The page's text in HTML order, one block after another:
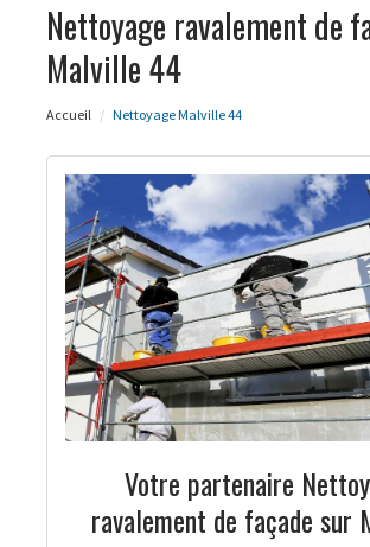
Nettoyage ravalement de
Malville 44
Accueil Nettoyage Malville 44
Votre partenaire
ravalement de façade sur